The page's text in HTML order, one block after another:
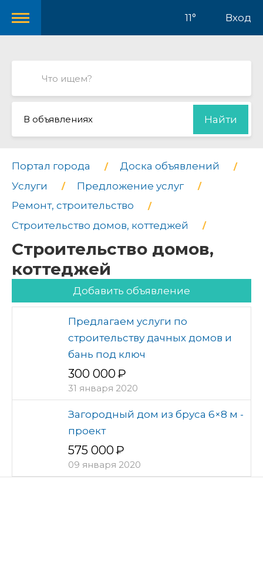
11° Вход
В объявлениях Найти
Портал города
Доска объявлений
Услуги
Предложение услуг
Ремонт, строительство
Строительство домов, коттеджей
Строительство домов,
коттеджей
Добавить объявление
Предлагаем услуги по
строительству дачных домов и
бань под ключ
300 000
31 января 2020
Загородный дом из бруса 6×8 м -
проект
575 000
09 января 2020